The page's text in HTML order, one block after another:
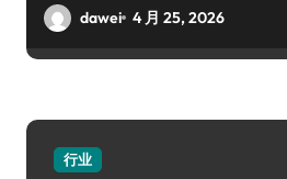
dawei 4 月 25, 2026
行业